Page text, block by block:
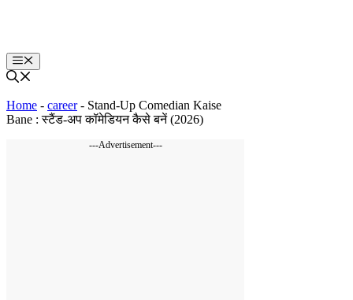
Menu
Home - career- Stand-Up Comedian Kaise
Bane : स्टैंड-अप कॉमेडियन कैसे बनें (2026)
---Advertisement---